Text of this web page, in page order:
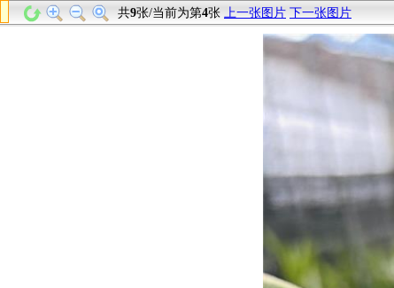
共9张/当前为第4张 上一张图片 下一张图片